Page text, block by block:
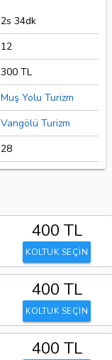
2s 34dk
12
300 TL
Muş Yolu Turizm
Vangölü Turizm
28
400 TL
KOLTUK SEÇİN
400 TL
KOLTUK SEÇİN
400 TL